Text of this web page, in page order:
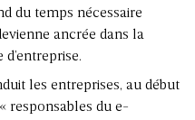
du temps nécessaire
ancrée dans la
les entreprises, au début
responsables du e-